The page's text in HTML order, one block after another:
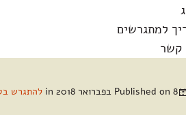
למתגרשים
קשר
Published on 8 בפברואר 2018 להתגרש